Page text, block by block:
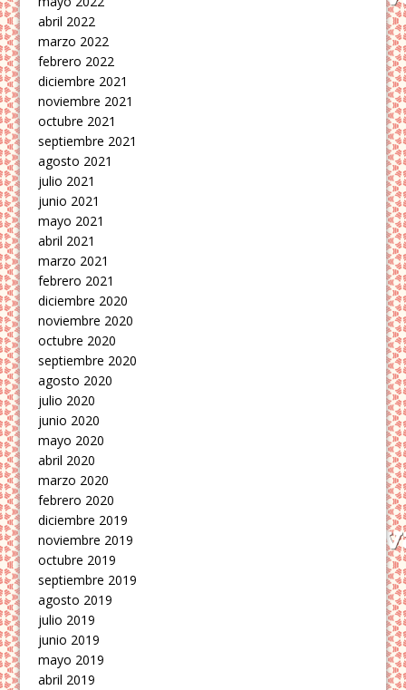
abril 2022
marzo 2022
febrero 2022
diciembre 2021
noviembre 2021
octubre 2021
septiembre 2021
agosto 2021
julio 2021
junio 2021
mayo 2021
abril 2021
marzo 2021
febrero 2021
diciembre 2020
noviembre 2020
octubre 2020
septiembre 2020
agosto 2020
julio 2020
junio 2020
mayo 2020
abril 2020
marzo 2020
febrero 2020
diciembre 2019
noviembre 2019
octubre 2019
septiembre 2019
agosto 2019
julio 2019
junio 2019
mayo 2019
abril 2019